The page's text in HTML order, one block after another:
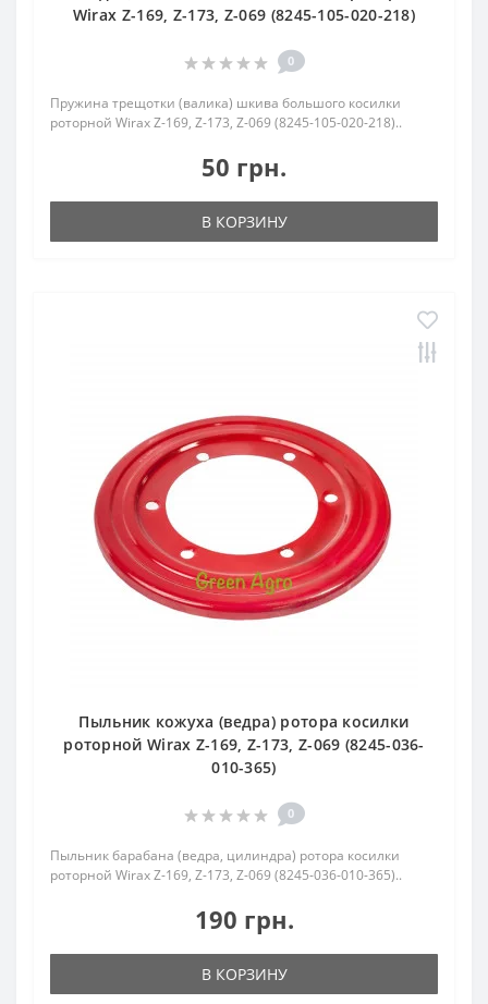
Wirax Z-169, Z-173, Z-069 (8245-105-020-218)
0
Пружина трещотки (валика) шкива большого косилки
роторной Wirax Z-169, Z-173, Z-069 (8245-105-020-218)..
50 грн.
В КОРЗИНУ
Пыльник кожуха (ведра) ротора косилки
роторной Wirax Z-169, Z-173, Z-069 (8245-036-
010-365)
0
Пыльник барабана (ведра, цилиндра) ротора косилки
роторной Wirax Z-169, Z-173, Z-069 (8245-036-010-365)..
190 грн.
В КОРЗИНУ